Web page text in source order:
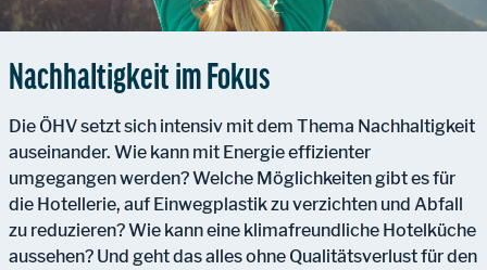
Nachhaltigkeit im Fokus
Die ÖHV setzt sich intensiv mit dem Thema Nachhaltigkeit
auseinander. Wie kann mit Energie effizienter
umgegangen werden? Welche Möglichkeiten gibt es für
die Hotellerie, auf Einwegplastik zu verzichten und Abfall
zu reduzieren? Wie kann eine klimafreundliche Hotelküche
aussehen? Und geht das alles ohne Qualitätsverlust für den